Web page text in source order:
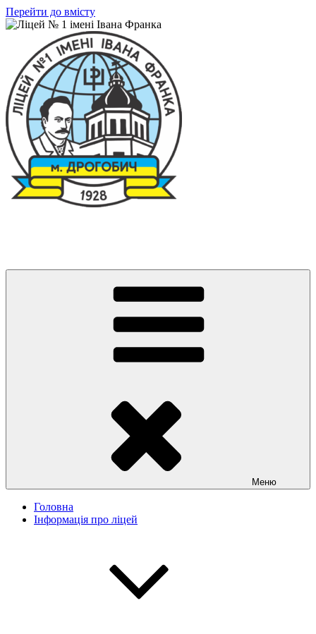
Перейти до вмісту
Меню
Головна
Інформація про ліцей